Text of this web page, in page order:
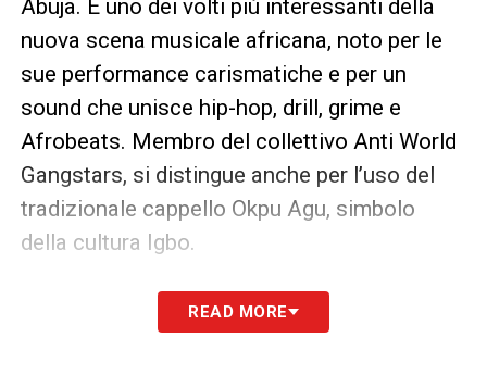
Abuja. È uno dei volti più interessanti della
nuova scena musicale africana, noto per le
sue performance carismatiche e per un
sound che unisce hip-hop, drill, grime e
Afrobeats. Membro del collettivo Anti World
Gangstars, si distingue anche per l’uso del
tradizionale cappello Okpu Agu, simbolo
della cultura Igbo.
Odumodublvck è molto più di un rapper: è un
narratore urbano che attraverso la sua
READ MORE